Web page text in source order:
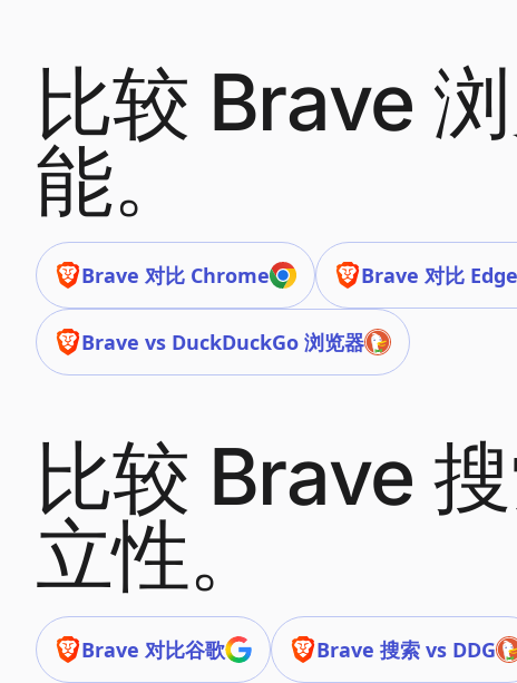
比较 Brave
能。
Brave 对比 Chrome Brave 对比 Edge
Brave vs DuckDuckGo 浏览器
比较 Brave
立性。
Brave 对比谷歌 Brave 搜索 vs DDG